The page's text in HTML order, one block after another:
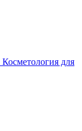
Косметология для